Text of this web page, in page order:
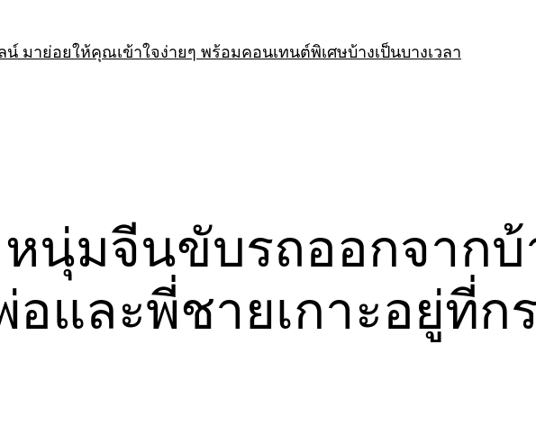
มาย่อยให้คุณเข้าใจง่ายๆ พร้อมคอนเทนต์พิเศษบ้างเป็นบางเวลา
หนุ่มจีนขับรถออกจากบ้
และพี่ชายเกาะอยู่ที่ก